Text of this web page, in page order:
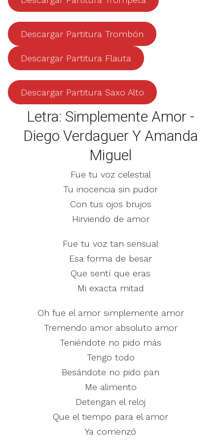
Descargar Partitura Trombón
Descargar Partitura Flauta
Descargar Partitura Saxo Alto
Letra: Simplemente Amor -
Diego Verdaguer Y Amanda
Miguel
Fue tu voz celestial
Tu inocencia sin pudor
Con tus ojos brujos
Hirviendo de amor
Fue tu voz tan sensual
Esa forma de besar
Que sentí que eras
Mi exacta mitad
Oh fue el amor simplemente amor
Tremendo amor absoluto amor
Teniéndote no pido más
Tengo todo
Besándote no pido pan
Me alimento
Detengan el reloj
Que el tiempo para el amor
Ya comenzó